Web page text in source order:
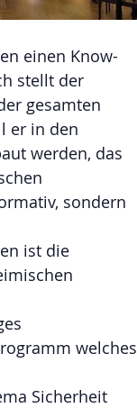
einen Know-
stellt der
gesamten
er in den
werden, das
sondern
ist die
welches
Sicherheit